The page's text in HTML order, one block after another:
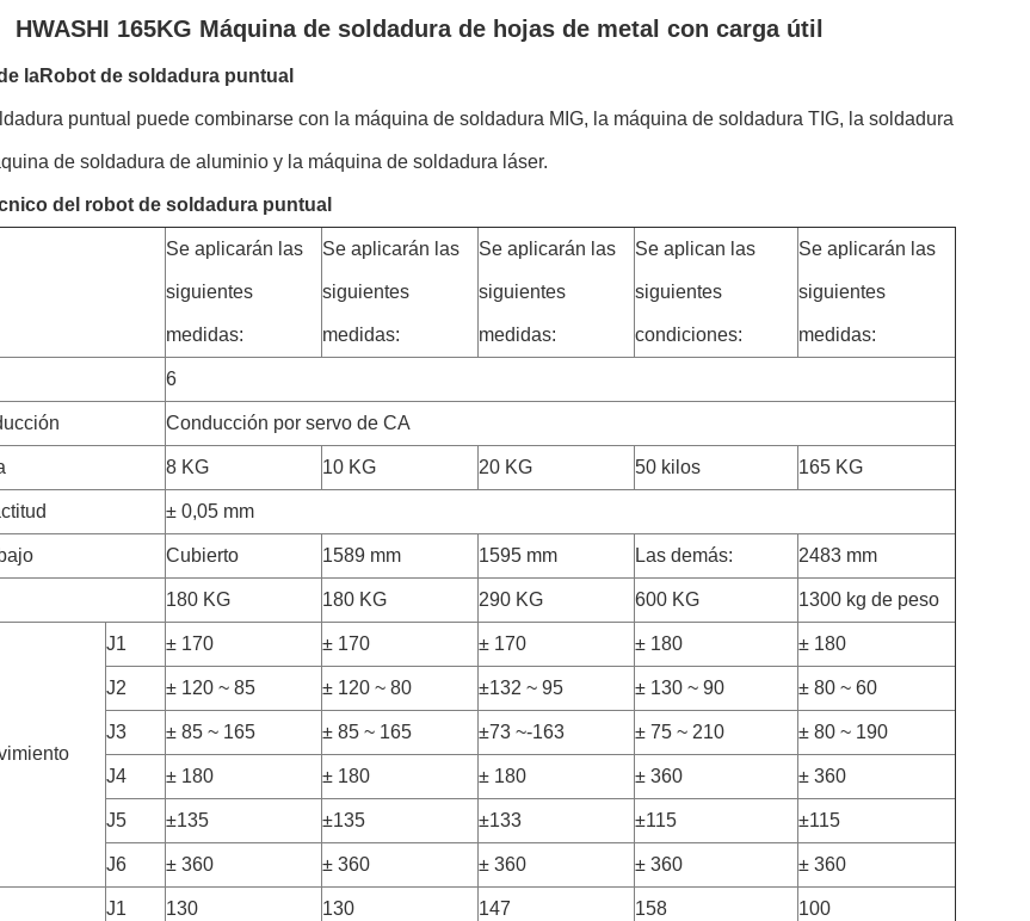
HWASHI 165KG Máquina de soldadura de hojas de metal con carga útil
laRobot de soldadura puntual
puntual puede combinarse con la máquina de soldadura MIG, la máquina de soldadura TIG, la soldadura
de soldadura de aluminio y la máquina de soldadura láser.
del robot de soldadura puntual
Se aplicarán las
siguientes
medidas:
Se aplicarán las
siguientes
medidas:
Se aplicarán las
siguientes
medidas:
Se aplican las
siguientes
condiciones:
Se aplicarán las
siguientes
medidas:
6
Conducción por servo de CA
8 KG 10 KG 20 KG 50 kilos 165 KG
± 0,05 mm
Cubierto 1589 mm 1595 mm Las demás: 2483 mm
180 KG 180 KG 290 KG 600 KG 1300 kg de peso
J1 ± 170 ± 170 ± 170 ± 180 ± 180
J2 ± 120 ~ 85 ± 120 ~ 80 ±132 ~ 95 ± 130 ~ 90 ± 80 ~ 60
J3 ± 85 ~ 165 ± 85 ~ 165 ±73 ~-163 ± 75 ~ 210 ± 80 ~ 190
J4 ± 180 ± 180 ± 180 ± 360 ± 360
J5 ±135 ±135 ±133 ±115 ±115
J6 ± 360 ± 360 ± 360 ± 360 ± 360
J1 130 130 147 158 100